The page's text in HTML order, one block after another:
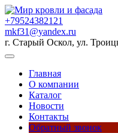
Перейти
к
содержимому
+79524382121
mkf31@yandex.ru
г. Старый Оскол, ул.
Кнопка
ОткрытьГлавная
О компании
Каталог
Новости
Контакты
Обратный звонок